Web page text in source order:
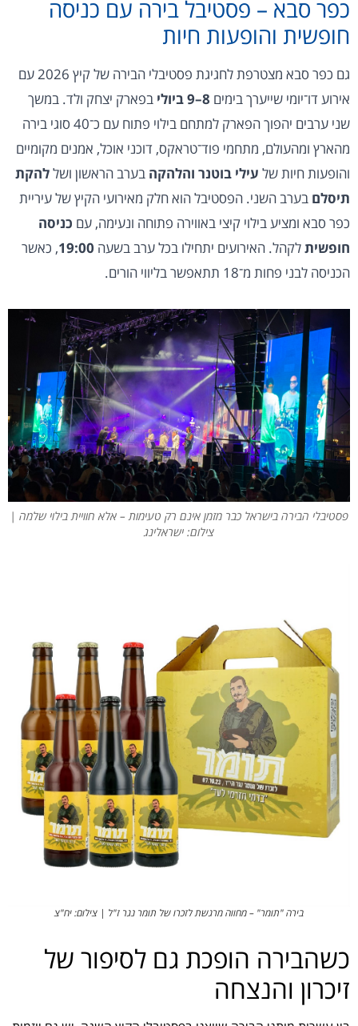
כפר סבא – פסטיבל בירה עם כניסה
חופשית והופעות חיות
גם כפר סבא מצטרפת לחגיגת פסטיבלי הבירה של קיץ 2026 עם
אירוע דו־יומי שייערך בימים 8–9 ביולי
בפארק יצחק ולד. במשך
שני ערבים יהפוך הפארק למתחם בילוי פתוח עם כ־40 סוגי בירה
מהארץ ומהעולם, מתחמי פוד־טראקס, דוכני אוכל, אמנים מקומיים
והופעות חיות של עילי בוטנר והלהקה בערב הראשון ושללהקת
תיסלם בערב השני. הפסטיבל הוא חלק מאירועי הקיץ של עיריית
כפר סבא ומציע בילוי קיצי באווירה פתוחה ונעימה, עם כניסה
חופשיתלקהל. האירועים יתחילו בכל ערב בשעה 19:00, כאשר
הכניסה לבני פחות מ־18 תתאפשר בליווי הורים.
פסטיבלי הבירה בישראל כבר מזמן אינם רק טעימות – אלא חוויית בילוי שלמה |
צילום: ישראלינג
בירה "תומר" – מחווה מרגשת לזכרו של תומר נגר ז"ל | צילום: יח"צ
כשהבירה הופכת גם לסיפור של
זיכרון והנצחה